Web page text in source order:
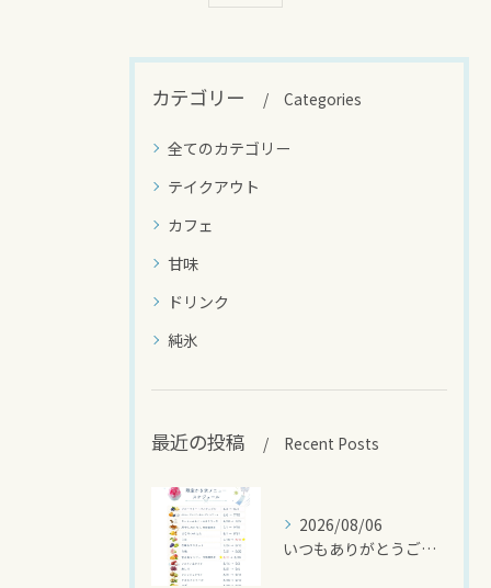
カテゴリー Categories
全てのカテゴリー
テイクアウト
カフェ
甘味
ドリンク
純氷
最近の投稿 Recent Posts
2026/08/06
いつもありがとうございます🍧